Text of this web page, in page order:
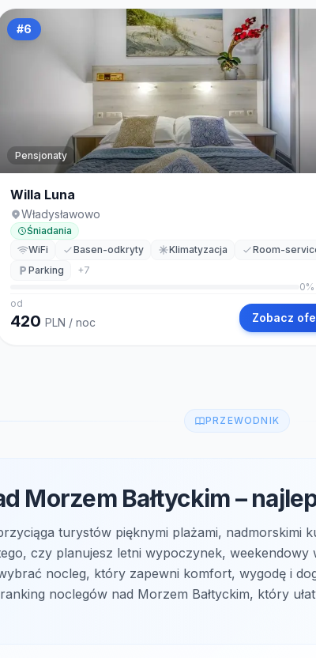
#6
Pensjonaty
Willa Luna
Władysławowo
Śniadania
WiFi
Basen-odkryty Klimatyzacja
Room-
Parking
+7
0
od
420 PLN / noc Zobacz
PRZEWODNIK
Morzem Bałtyckim –
turystów pięknymi plażami, nadmorskimi
czy planujesz letni wypoczynek, weekendowy
nocleg, który zapewni komfort, wygodę i
noclegów nad Morzem Bałtyckim, który